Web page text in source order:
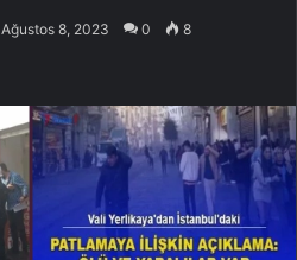
Ağustos 8, 2023 0 8